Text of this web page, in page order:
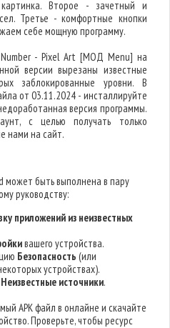
Второе - зачетный и
Третье - комфортные кнопки
себе мощную программу.
- Pixel Art [МОД Menu] на
версии вырезаны известные
заблокированные уровни. В
от 03.11.2024 - инсталлируйте
версия программы.
с целью получать только
нами на сайт.
может быть выполнена в пару
руководству:
приложений из неизвестных
вашего устройства.
Безопасность (или
устройствах).
Неизвестные источники.
APK файл в онлайне и скачайте
Проверьте, чтобы ресурс